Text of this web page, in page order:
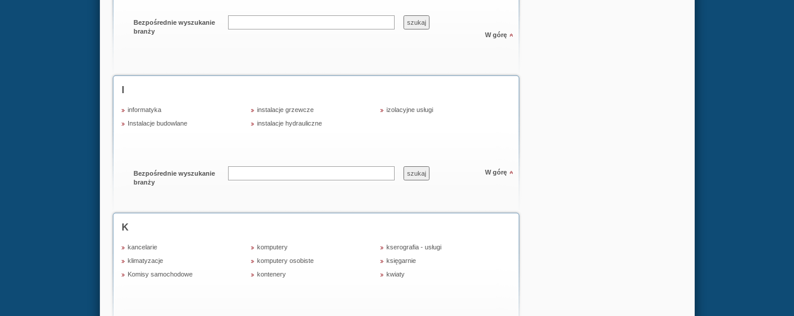
W górę
Bezpośrednie wyszukanie
branży
informatyka
Instalacje budowlane
instalacje grzewcze
instalacje hydrauliczne
izolacyjne usługi
W górę
Bezpośrednie wyszukanie
branży
K
kancelarie
klimatyzacje
Komisy samochodowe
komputery
komputery osobiste
kontenery
kserografia - usługi
księgarnie
kwiaty